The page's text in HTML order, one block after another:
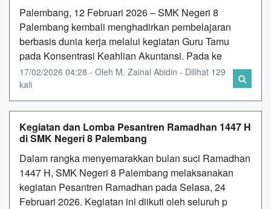
Palembang, 12 Februari 2026 – SMK Negeri 8
Palembang kembali menghadirkan pembelajaran
berbasis dunia kerja melalui kegiatan Guru Tamu
pada Konsentrasi Keahlian Akuntansi. Pada ke
17/02/2026 04:28 - Oleh M. Zainal Abidin - Dilihat 129
kali
Kegiatan dan Lomba Pesantren Ramadhan 1447 H
di SMK Negeri 8 Palembang
Dalam rangka menyemarakkan bulan suci Ramadhan
1447 H, SMK Negeri 8 Palembang melaksanakan
kegiatan Pesantren Ramadhan pada Selasa, 24
Februari 2026. Kegiatan ini diikuti oleh seluruh p